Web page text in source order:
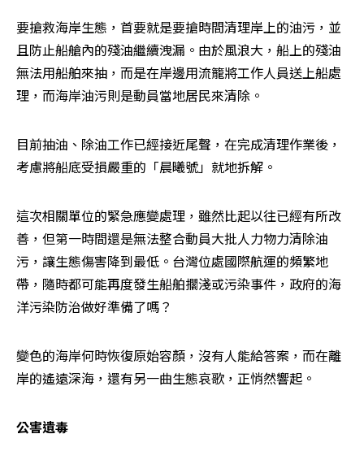
要搶救海岸生態，首要就是要搶時間清理岸上的油污，並
且防止船艙內的殘油繼續洩漏。由於風浪大，船上的殘油
無法用船舶來抽，而是在岸邊用流籠將工作人員送上船處
理，而海岸油污則是動員當地居民來清除。
目前抽油、除油工作已經接近尾聲，在完成清理作業後，
考慮將船底受損嚴重的「晨曦號」就地拆解。
這次相關單位的緊急應變處理，雖然比起以往已經有所改
善，但第一時間還是無法整合動員大批人力物力清除油
污，讓生態傷害降到最低。台灣位處國際航運的頻繁地
帶，隨時都可能再度發生船舶擱淺或污染事件，政府的海
洋污染防治做好準備了嗎？
變色的海岸何時恢復原始容顏，沒有人能給答案，而在離
岸的遙遠深海，還有另一曲生態哀歌，正悄然響起。
公害遺毒